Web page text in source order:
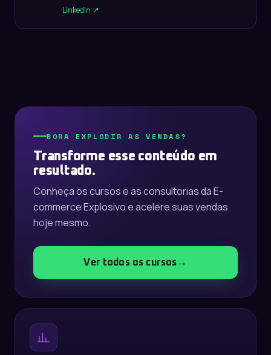
LinkedIn ↗
BORA EXPLODIR AS VENDAS?
Transforme esse conteúdo em
resultado.
Conheça os cursos e as consultorias da E-
commerce Explosivo e acelere suas vendas
hoje mesmo.
Ver todos os cursos→